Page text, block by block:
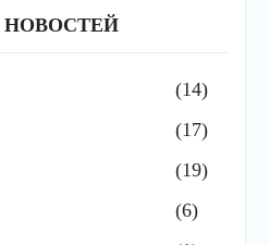
НОВОСТЕЙ
(14)
(17)
(19)
(6)